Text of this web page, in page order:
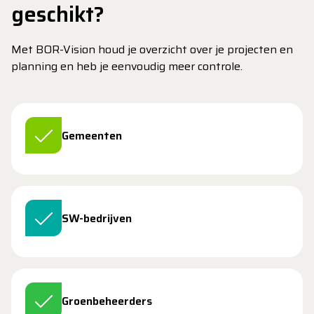
geschikt?
Met BOR-Vision houd je overzicht over je projecten en
planning en heb je eenvoudig meer controle.
Gemeenten
SW-bedrijven
Groenbeheerders